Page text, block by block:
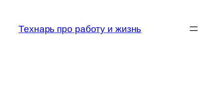
содержимому
Технарь про работу и жизнь